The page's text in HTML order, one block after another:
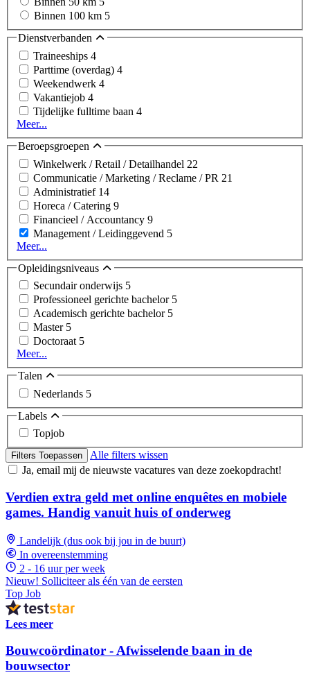
Binnen 100 km 5
Dienstverbanden
Traineeships 4
Parttime (overdag) 4
Weekendwerk 4
Vakantiejob 4
Tijdelijke fulltime baan 4
Meer...
Beroepsgroepen
Winkelwerk / Retail / Detailhandel 22
Communicatie / Marketing / Reclame / PR 21
Administratief 14
Horeca / Catering 9
Financieel / Accountancy 9
Management / Leidinggevend 5
Meer...
Opleidingsniveaus
Secundair onderwijs 5
Professioneel gerichte bachelor 5
Academisch gerichte bachelor 5
Master 5
Doctoraat 5
Meer...
Talen
Nederlands 5
Labels
Topjob
Filters Toepassen
Alle filters wissen
Ja, email mij de nieuwste vacatures van deze zoekopdracht!
Verdien extra geld met online enquêtes en mobiele
games. Handig vanuit huis of onderweg
Landelijk (dus ook bij jou in de buurt)
In overeenstemming
2 - 16 uur per week
Nieuw! Solliciteer als één van de eersten
Top Job
Lees meer
Bouwcoördinator - Afwisselende baan in de
bouwsector